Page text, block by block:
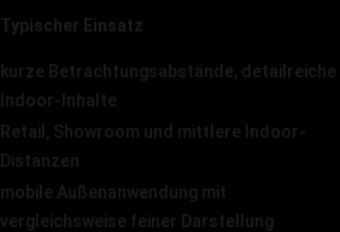
Typischer Einsatz
kurze Betrachtungsabstände, detailreiche
Indoor-Inhalte
Retail, Showroom und mittlere Indoor-
Distanzen
mobile Außenanwendung mit
vergleichsweise feiner Darstellung